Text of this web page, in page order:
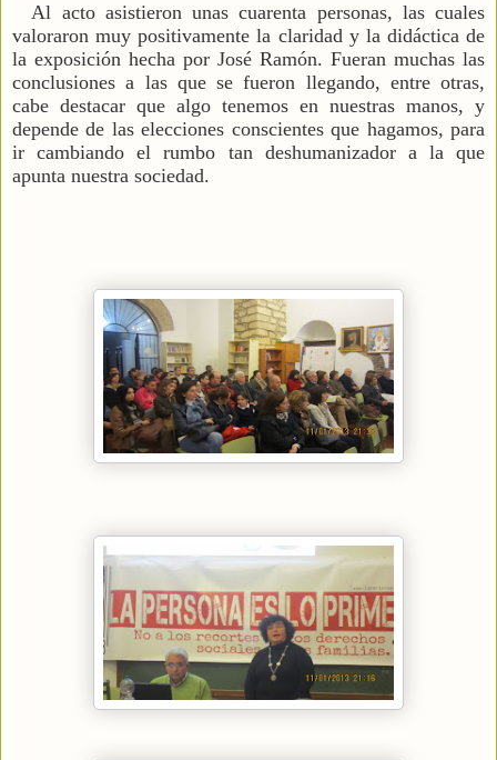
Al acto asistieron unas cuarenta personas, las cuales
valoraron muy positivamente la claridad y la didáctica de
la exposición hecha por José Ramón. Fueran muchas las
conclusiones a las que se fueron llegando, entre otras,
cabe destacar que algo tenemos en nuestras manos, y
depende de las elecciones conscientes que hagamos, para
ir cambiando el rumbo tan deshumanizador a la que
apunta nuestra sociedad.